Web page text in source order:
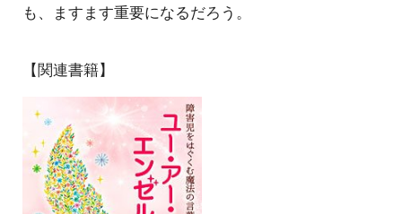
も、ますます重要になるだろう。
【関連書籍】